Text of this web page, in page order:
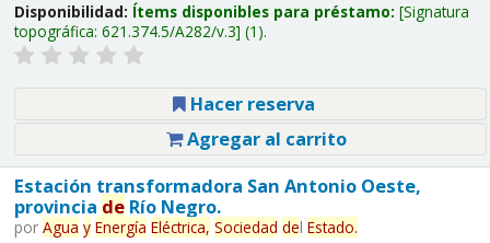
Disponibilidad: Ítems disponibles para préstamo: Signatura
topográfica: 621.374.5/A282/v.3 (1).
Hacer reserva
Agregar al carrito
Estación transformadora San Antonio Oeste,
provincia deRío Negro.
por Agua y Energía Eléctrica, Sociedad del Estado.